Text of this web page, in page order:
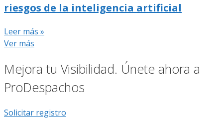
riesgos de la inteligencia artificial
Leer más »
Ver más
Mejora tu Visibilidad. Únete ahora a
ProDespachos
Solicitar registro